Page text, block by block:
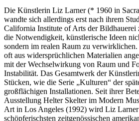
Die Künstlerin Liz Larner (* 1960 in
wandte sich allerdings erst nach ihrem
California Institute of Arts der Bildhauerei
die Notwendigkeit, künstlerische Ideen
sondern im realen Raum zu
oft aus widersprüchlichen Materialien
mit der Wechselwirkung von Raum und
Instabilität. Das Gesamtwerk der
Stücken, wie die Serie „Kulturen“ der
großflächigen Installationen. Seit ihrer
Ausstellung Helter Skelter im Modern
Art in Los Angeles (1992) wird Liz Larner
schöpferischsten zeitgenössischen